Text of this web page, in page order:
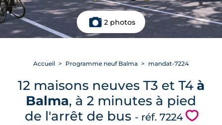
2 photos
Accueil Programme neuf Balma mandat-7224
12 maisons neuves T3 et T4 à
Balma, à 2 minutes à pied
de l'arrêt de bus - réf. 7224 💗